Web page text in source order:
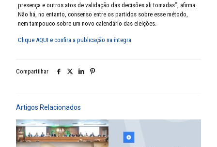
presença e outros atos de validação das decisões ali tomadas”, afirma.
Não há, no entanto, consenso entre os partidos sobre esse método,
nem tampouco sobre um novo calendário das eleições.
Clique AQUI e confira a publicação na íntegra
Compartilhar
Artigos Relacionados